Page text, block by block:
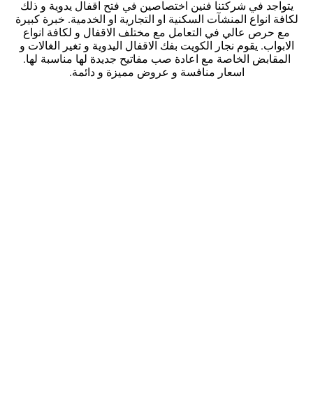
يتواجد في شركتنا فنين اختصاصين في فتح اقفال يدوية و ذلك
لكافة انواع المنشآت السكنية او التجارية او الخدمية. خبرة كبيرة
مع حرص عالي في التعامل مع مختلف الاقفال و لكافة انواع
الابواب. يقوم نجار الكويت بفك الاقفال اليدوية و تغير الغالات و
المقابض الخاصة مع اعادة صب مفاتيح جديدة لها مناسبة لها.
اسعار منافسة و عروض مميزة و دائمة.